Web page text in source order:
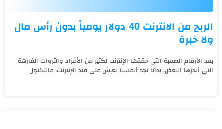
الربح من الانترنت 40 دولار يومياً بدون رأس مال
ولا خبرة
بعد الأرقام الصعبة التي حققها الإنترنت لكثير من الأفراد والثروات الفارهة
التي أنجزها البعض، بدأنا نجد أنفسنا نعيش على قيد الإنترنت، فالتكنول...